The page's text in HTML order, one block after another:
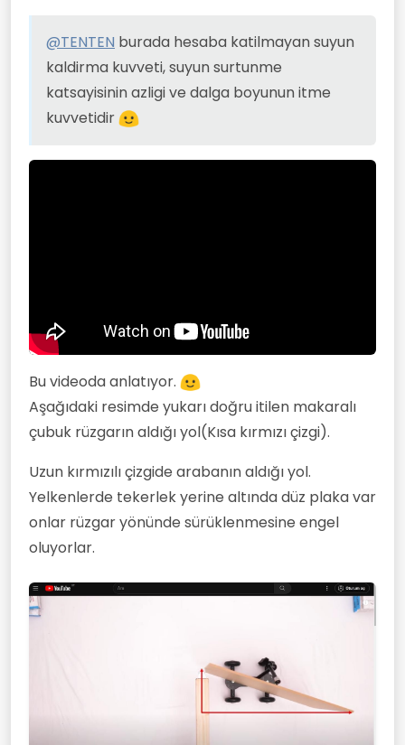
@TENTEN burada hesaba katilmayan suyun
kaldirma kuvveti, suyun surtunme
katsayisinin azligi ve dalga boyunun itme
kuvvetidir
Bu videoda anlatıyor.
Aşağıdaki resimde yukarı doğru itilen makaralı
çubuk rüzgarın aldığı yol(Kısa kırmızı çizgi).
Uzun kırmızılı çizgide arabanın aldığı yol.
Yelkenlerde tekerlek yerine altında düz plaka var
onlar rüzgar yönünde sürüklenmesine engel
oluyorlar.